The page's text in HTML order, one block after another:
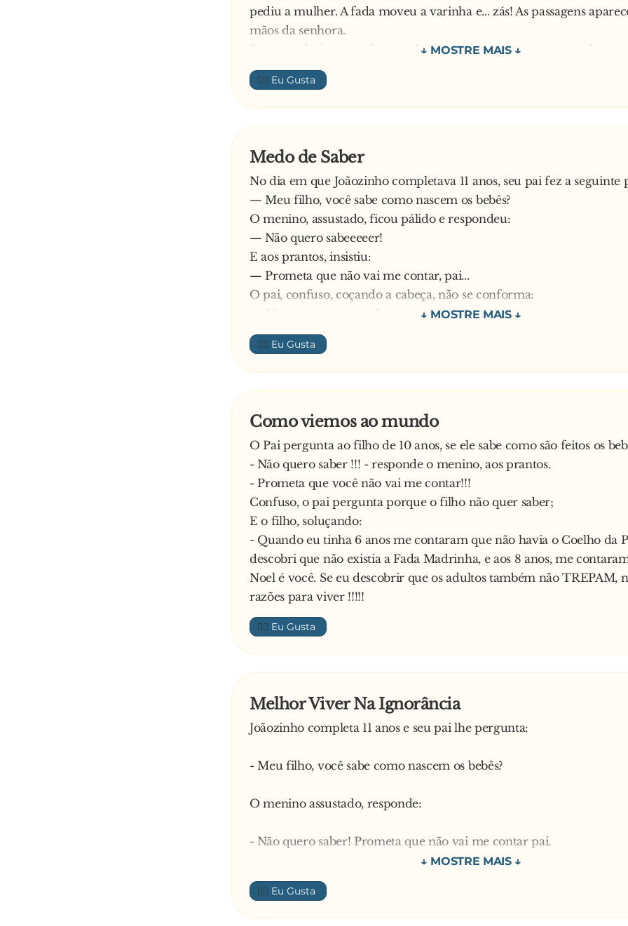
pediu a mulher. A fada moveu a varinha e... zás! As passagens
mãos da senhora.
Em seguida foi a vez do marido. Ele pensou um momento e disse:
- Bem, esse clima está muito romântico mas uma chance dessas só
vez na vida. Então... desculpe, benzinho - disse, olhando para a
meu desejo é ter uma mulher trinta anos mais jovem do que eu!
A mulher ficou chocada, mas pedido é pedido: a fada fez um
Moral da história:
Todos os homens são sacanas, mas as fadas madrinhas são mulheres!!
👍🏼
Medo de Saber
No dia em que Joãozinho completava 11 anos, seu pai fez a seguinte
— Meu filho, você sabe como nascem os bebês?
O menino, assustado, ficou pálido e respondeu:
— Não quero sabeeeeer!
E aos prantos, insistiu:
— Prometa que não vai me contar, pai...
O pai, confuso, coçando a cabeça, não se conforma:
— Mas por que você não quer saber, Joãozinho?
E o menino, soluçando:
— Porque quando eu fiz 6 anos me contaram que não existia
Páscoa. Aos 8 anos descobri que não existem sereias, nem nem saci-
fadas-madrinhas. E aos 10 anos percebi que Papai Noel é você. Se
👍🏼
Como viemos ao mundo
O Pai pergunta ao filho de 10 anos, se ele sabe como são feitos os
- Não quero saber !!! - responde o menino, aos prantos.
- Prometa que você não vai me contar!!!
Confuso, o pai pergunta porque o filho não quer saber;
E o filho, soluçando:
- Quando eu tinha 6 anos me contaram que não havia o Coelho da
descobri que não existia a Fada Madrinha, e aos 8 anos, me
Noel é você. Se eu descobrir que os adultos também não TREPAM,
razões para viver !!!!!
👍🏼
Melhor Viver Na Ignorância
Joãozinho completa 11 anos e seu pai lhe pergunta:
- Meu filho, você sabe como nascem os bebês?
O menino assustado, responde:
- Não quero saber! Prometa que não vai me contar pai.
O pai, confuso, não se conforma e pergunta:
- Mas por que você não quer saber, Joãozinho?
👍🏼